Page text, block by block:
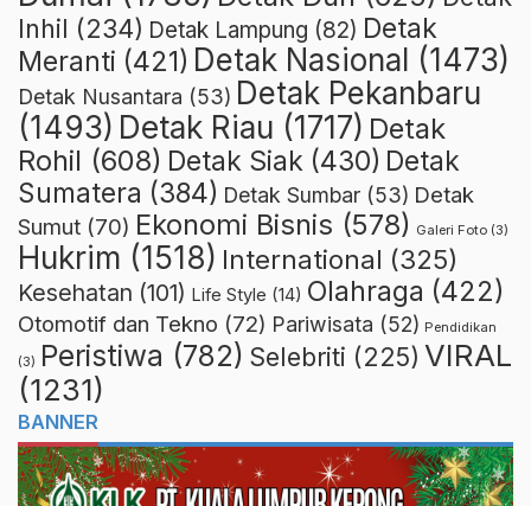
Inhil (234) Detak Lampung (82) Detak
Meranti (421) Detak Nasional (1473)
Detak Nusantara (53) Detak Pekanbaru
(1493) Detak Riau (1717) Detak
Rohil (608) Detak Siak (430) Detak
Sumatera (384) Detak Sumbar (53) Detak
Sumut (70) Ekonomi Bisnis (578) Galeri Foto (3)
Hukrim (1518) International (325)
Kesehatan (101) Life Style (14) Olahraga (422)
Otomotif dan Tekno (72) Pariwisata (52) Pendidikan
(3) Peristiwa (782) Selebriti (225) VIRAL
(1231)
BANNER